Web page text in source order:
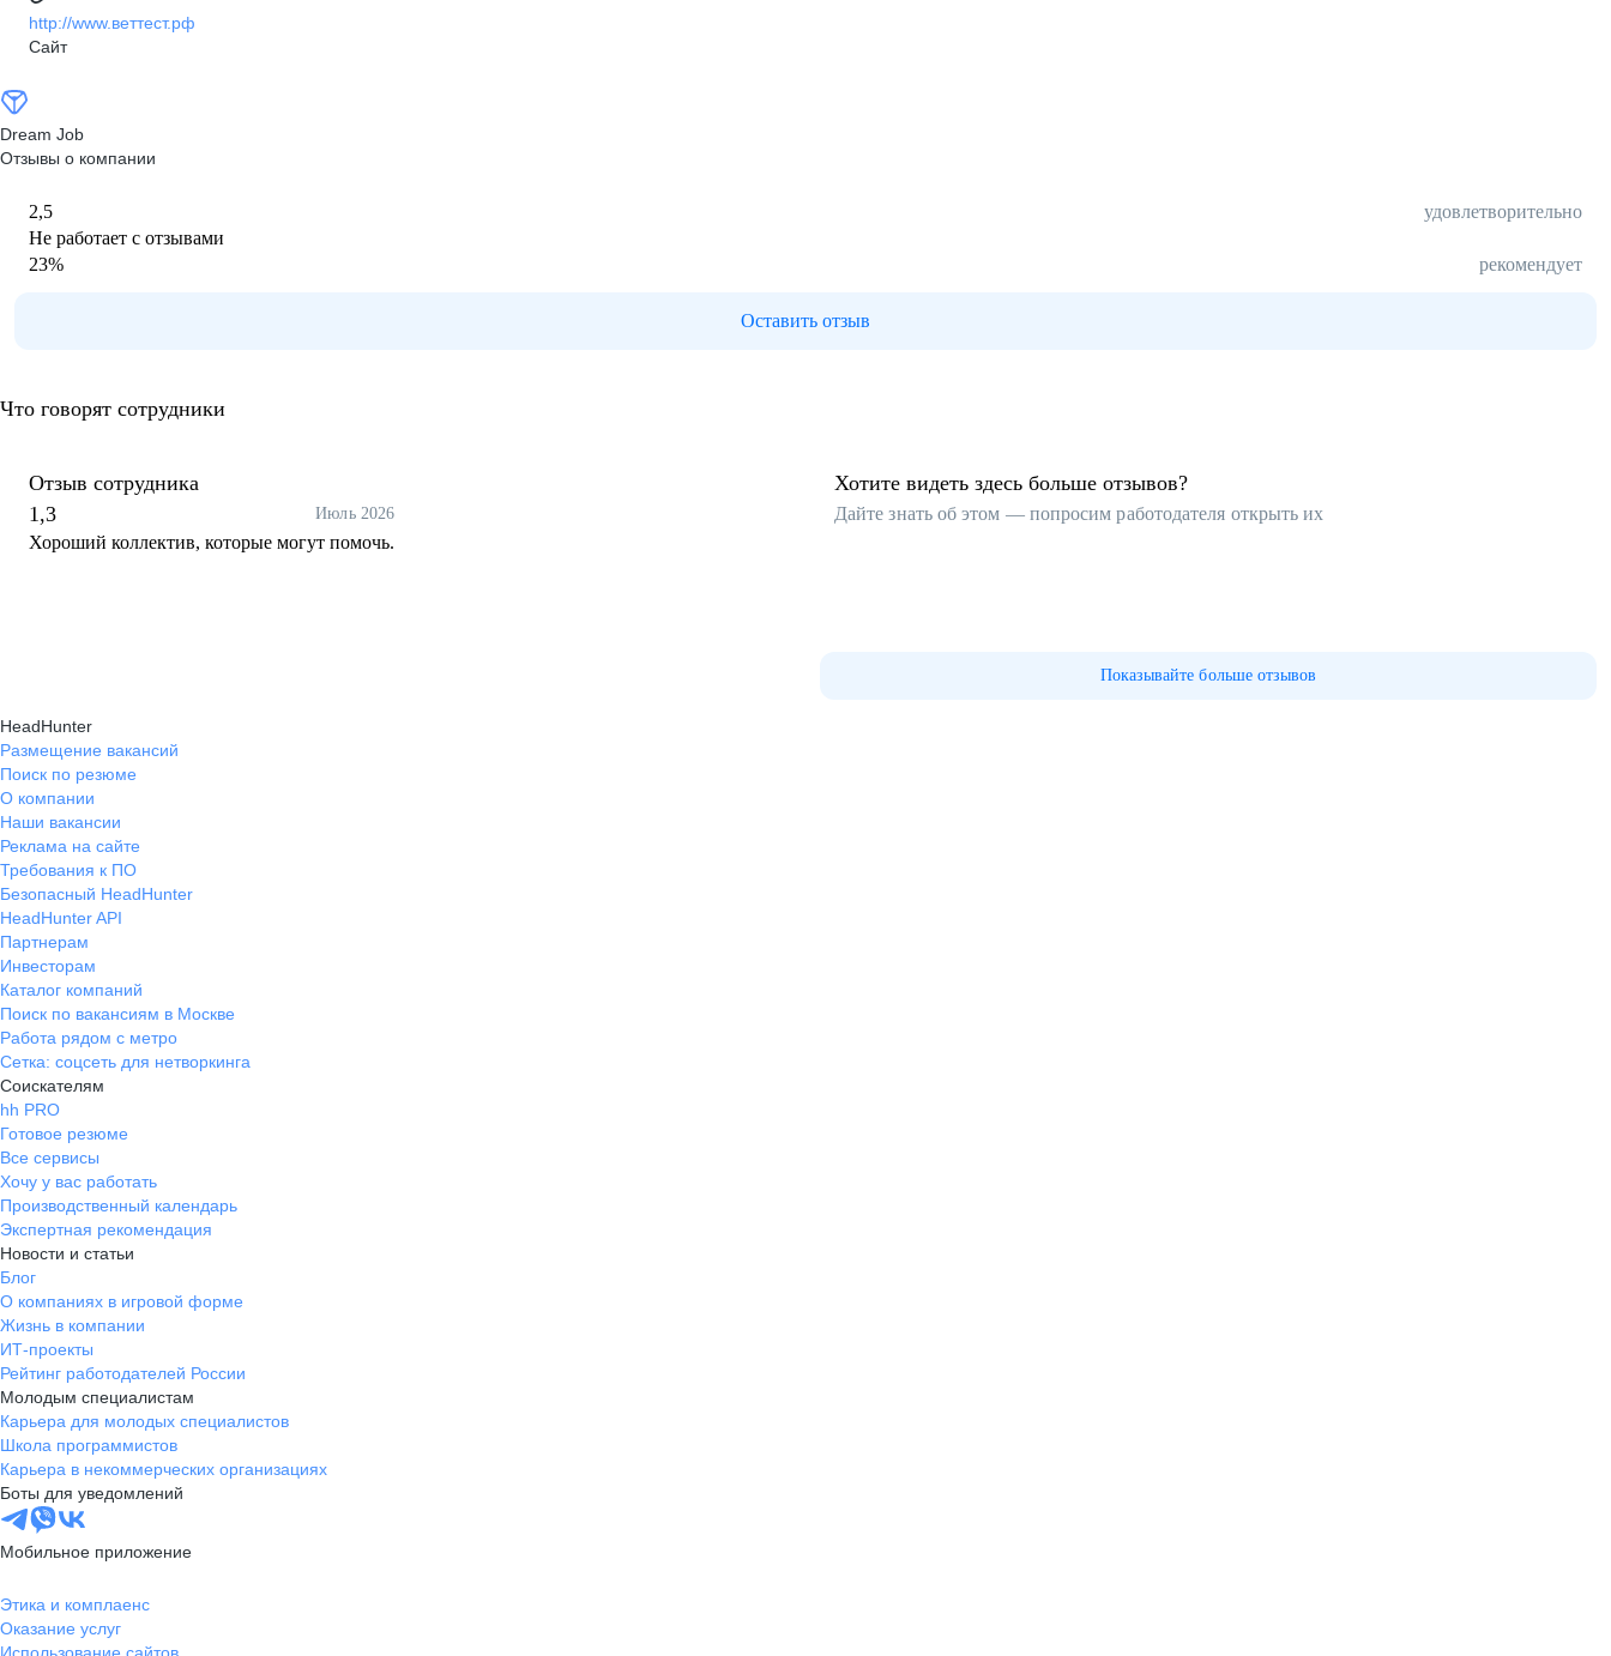
http://www.веттест.рф
Сайт
Dream Job
Отзывы о компании
2,5
удовлетворительно
Не работает с отзывами
23% рекомендует
Оставить отзыв
Что говорят сотрудники
Отзыв сотрудника
1,3
Июль 2026
Хороший коллектив, которые могут помочь.
Хотите видеть здесь больше отзывов?
Дайте знать об этом — попросим работодателя открыть их
Показывайте больше отзывов
HeadHunter
Размещение вакансий
Поиск по резюме
О компании
Наши вакансии
Реклама на сайте
Требования к ПО
Безопасный HeadHunter
HeadHunter API
Партнерам
Инвесторам
Каталог компаний
Поиск по вакансиям в Москве
Работа рядом с метро
Сетка: соцсеть для нетворкинга
Соискателям
hh PRO
Готовое резюме
Все сервисы
Хочу у вас работать
Производственный календарь
Экспертная рекомендация
Новости и статьи
Блог
О компаниях в игровой форме
Жизнь в компании
ИТ-проекты
Рейтинг работодателей России
Молодым специалистам
Карьера для молодых специалистов
Школа программистов
Карьера в некоммерческих организациях
Боты для уведомлений
Мобильное приложение
Этика и комплаенс
Оказание услуг